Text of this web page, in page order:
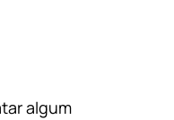
algum